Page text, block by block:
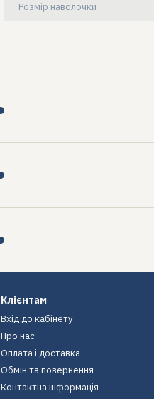
Розмір наволочки
Клієнтам
Вхід до кабінету
Про нас
Оплата і доставка
Обмін та повернення
Контактна інформація